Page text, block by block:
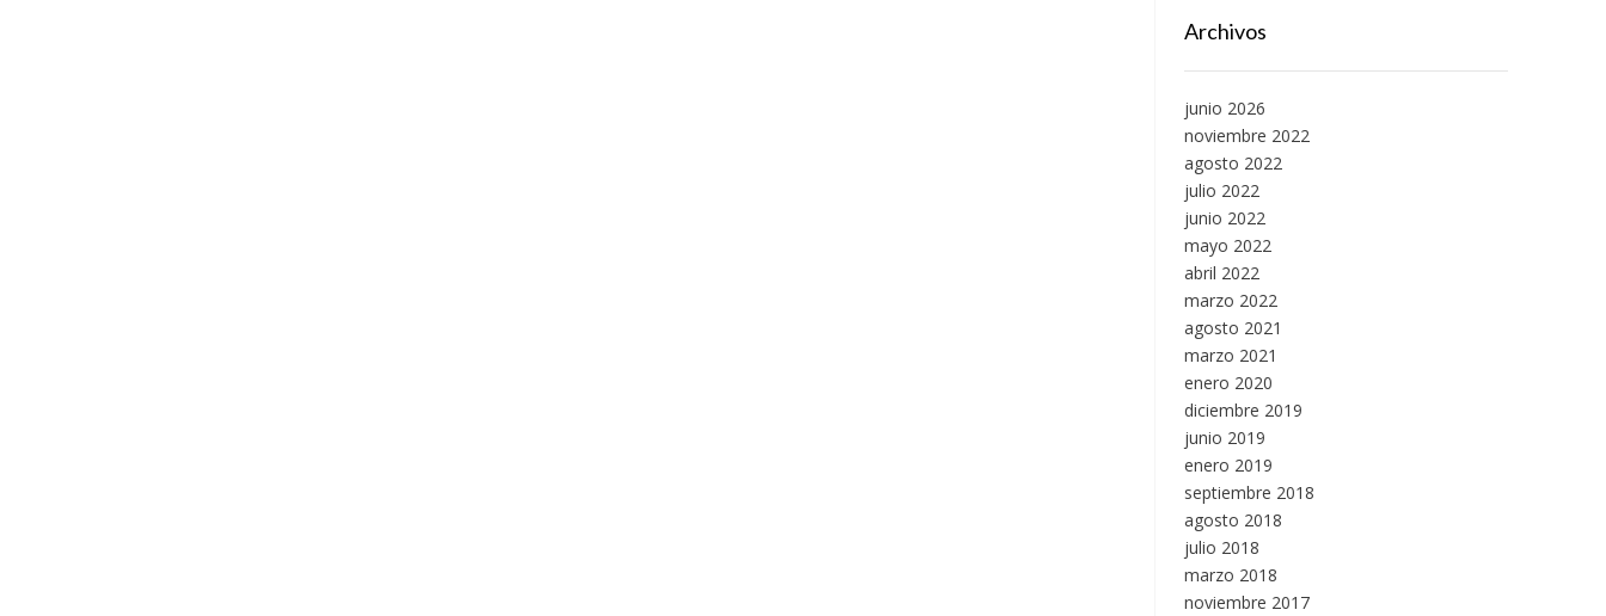
Archivos
junio 2026
noviembre 2022
agosto 2022
julio 2022
junio 2022
mayo 2022
abril 2022
marzo 2022
agosto 2021
marzo 2021
enero 2020
diciembre 2019
junio 2019
enero 2019
septiembre 2018
agosto 2018
julio 2018
marzo 2018
noviembre 2017